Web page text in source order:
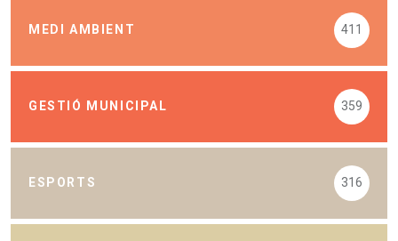
MEDI AMBIENT 411
GESTIÓ MUNICIPAL 359
ESPORTS 316